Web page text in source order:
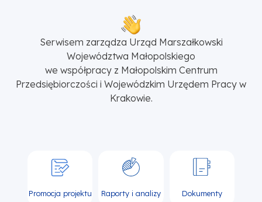
Serwisem zarządza Urząd Marszałkowski
Województwa Małopolskiego
we współpracy z Małopolskim Centrum
Przedsiębiorczości i Wojewódzkim Urzędem Pracy w
Krakowie.
Promocja projektu Raporty i analizy Dokumenty